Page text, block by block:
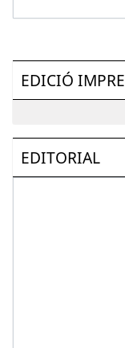
EDICIÓ
EDITORIAL